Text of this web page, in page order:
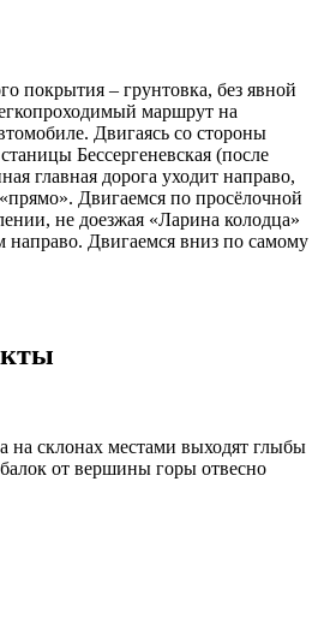
покрытия – грунтовка, без явной
маршрут на
Двигаясь со стороны
Бессергеневская (после
главная дорога уходит направо,
Двигаемся по просёлочной
не доезжая «Ларина колодца»
направо. Двигаемся вниз по самому
на склонах местами выходят глыбы
от вершины горы отвесно